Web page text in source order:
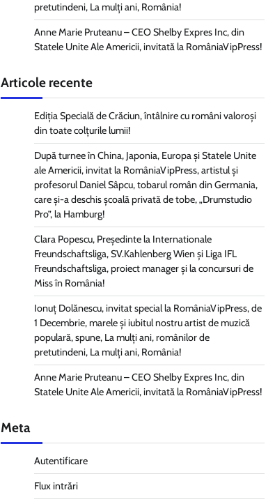
pretutindeni, La mulți ani, România!
Anne Marie Pruteanu – CEO Shelby Expres Inc, din
Statele Unite Ale Americii, invitată la RomâniaVipPress!
Articole recente
Ediția Specială de Crăciun, întâlnire cu români valoroși
din toate colțurile lumii!
După turnee în China, Japonia, Europa și Statele Unite
ale Americii, invitat la RomâniaVipPress, artistul și
profesorul Daniel Sâpcu, tobarul român din Germania,
care și-a deschis școală privată de tobe, „Drumstudio
Pro”, la Hamburg!
Clara Popescu, Președinte la Internationale
Freundschaftsliga, SV.Kahlenberg Wien şi Liga IFL
Freundschaftsliga, proiect manager și la concursuri de
Miss în România!
Ionuț Dolănescu, invitat special la RomâniaVipPress, de
1 Decembrie, marele și iubitul nostru artist de muzică
populară, spune, La mulți ani, românilor de
pretutindeni, La mulți ani, România!
Anne Marie Pruteanu – CEO Shelby Expres Inc, din
Statele Unite Ale Americii, invitată la RomâniaVipPress!
Meta
Autentificare
Flux intrări